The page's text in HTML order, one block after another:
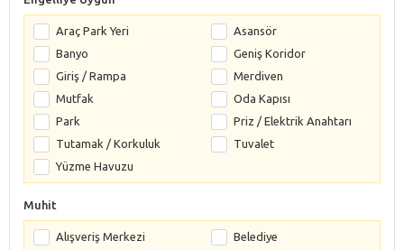
Araç Park Yeri
Asansör
Banyo
Geniş Koridor
Giriş / Rampa
Merdiven
Mutfak
Oda Kapısı
Park
Priz / Elektrik Anahtarı
Tutamak / Korkuluk
Tuvalet
Yüzme Havuzu
Muhit
Alışveriş Merkezi
Belediye